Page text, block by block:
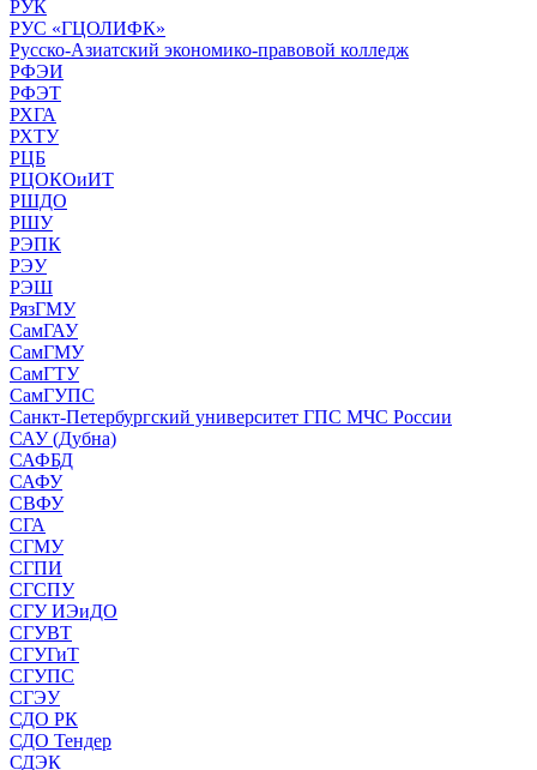
РУК
РУС «ГЦОЛИФК»
Русско-Азиатский экономико-правовой колледж
РФЭИ
РФЭТ
РХГА
РХТУ
РЦБ
РЦОКОиИТ
РШДО
РШУ
РЭПК
РЭУ
РЭШ
РязГМУ
СамГАУ
СамГМУ
СамГТУ
СамГУПС
Санкт-Петербургский университет ГПС МЧС России
САУ (Дубна)
САФБД
САФУ
СВФУ
СГА
СГМУ
СГПИ
СГСПУ
СГУ ИЭиДО
СГУВТ
СГУГиТ
СГУПС
СГЭУ
СДО РК
СДО Тендер
СДЭК